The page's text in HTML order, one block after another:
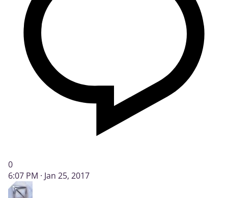
0
6:07 PM · Jan 25, 2017